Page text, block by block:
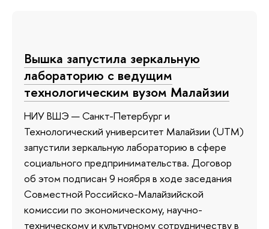
Вышка запустила зеркальную
лабораторию с ведущим
технологическим вузом Малайзии
НИУ ВШЭ — Санкт-Петербург и
Технологический университет Малайзии (UTM)
запустили зеркальную лабораторию в сфере
социального предпринимательства. Договор
об этом подписан 9 ноября в ходе заседания
Совместной Российско-Малайзийской
комиссии по экономическому, научно-
техническому и культурному сотрудничеству в